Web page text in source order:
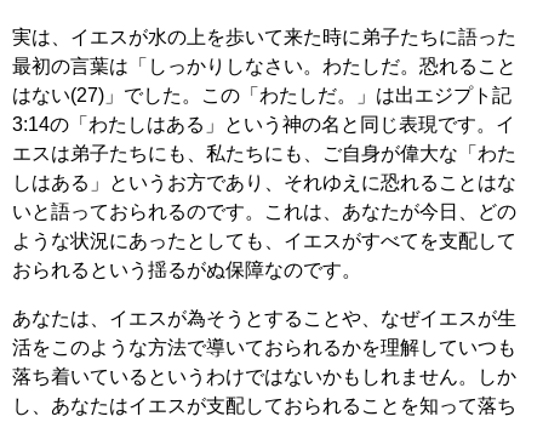
実は、イエスが水の上を歩いて来た時に弟子たちに語った
最初の言葉は「しっかりしなさい。わたしだ。恐れること
はない(27)」でした。この「わたしだ。」は出エジプト記
3:14の「わたしはある」という神の名と同じ表現です。イ
エスは弟子たちにも、私たちにも、ご自身が偉大な「わた
しはある」というお方であり、それゆえに恐れることはな
いと語っておられるのです。これは、あなたが今日、どの
ような状況にあったとしても、イエスがすべてを支配して
おられるという揺るがぬ保障なのです。
あなたは、イエスが為そうとすることや、なぜイエスが生
活をこのような方法で導いておられるかを理解していつも
落ち着いているというわけではないかもしれません。しか
し、あなたはイエスが支配しておられることを知って落ち